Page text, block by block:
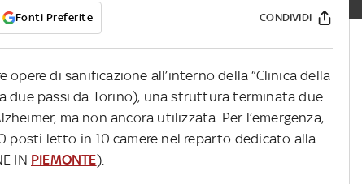
Fonti Preferite CONDIVIDI
opere di sanificazione all’interno della “Clinica della
due passi da Torino), una struttura terminata due
ma non ancora utilizzata. Per l’emergenza,
posti letto in 10 camere nel reparto dedicato alla
IN PIEMONTE).